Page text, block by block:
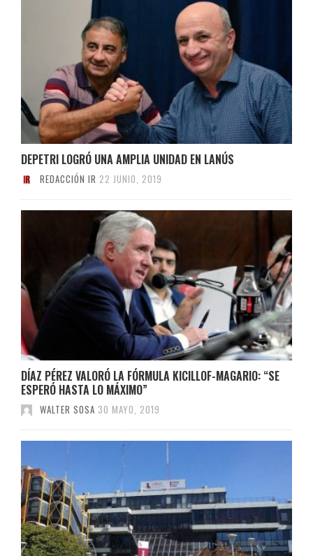
DEPETRI LOGRÓ UNA AMPLIA UNIDAD EN LANÚS
REDACCIÓN IR 22 JUNIO, 2019
DÍAZ PÉREZ VALORÓ LA FÓRMULA KICILLOF-MAGARIO: “SE
ESPERÓ HASTA LO MÁXIMO”
WALTER SOSA 30 MAYO, 2019